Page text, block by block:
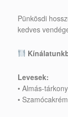
Pünkösdi
kedves
Levesek:
• Almás-
•